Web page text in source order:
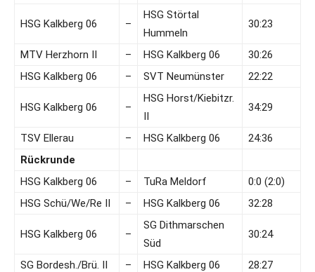
HSG Kalkberg 06 –
HSG Störtal
Hummeln
30:23
MTV Herzhorn II – HSG Kalkberg 06
30:26
HSG Kalkberg 06
– SVT Neumünster 22:22
HSG Kalkberg 06 –
HSG Horst/Kiebitzr.
II
34:29
TSV Ellerau – HSG Kalkberg 06
24:36
Rückrunde
HSG Kalkberg 06
– TuRa Meldorf
0:0 (2:0)
HSG Schü/We/Re II
– HSG Kalkberg 06 32:28
HSG Kalkberg 06 –
SG Dithmarschen
Süd
30:24
SG Bordesh./Brü. II – HSG Kalkberg 06
28:27